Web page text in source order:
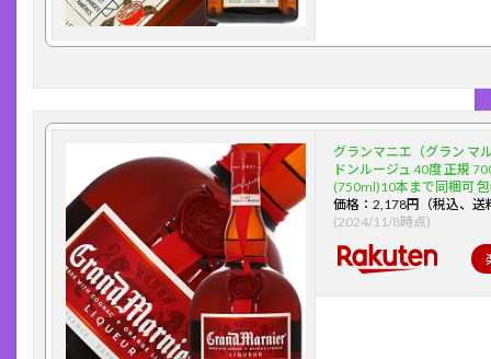
グランマニエ（グラン マ
ドンルージュ 40度 正規
(750ml)10本まで同梱可
価格：2,178円（税込、送
(2024/11/8時点)